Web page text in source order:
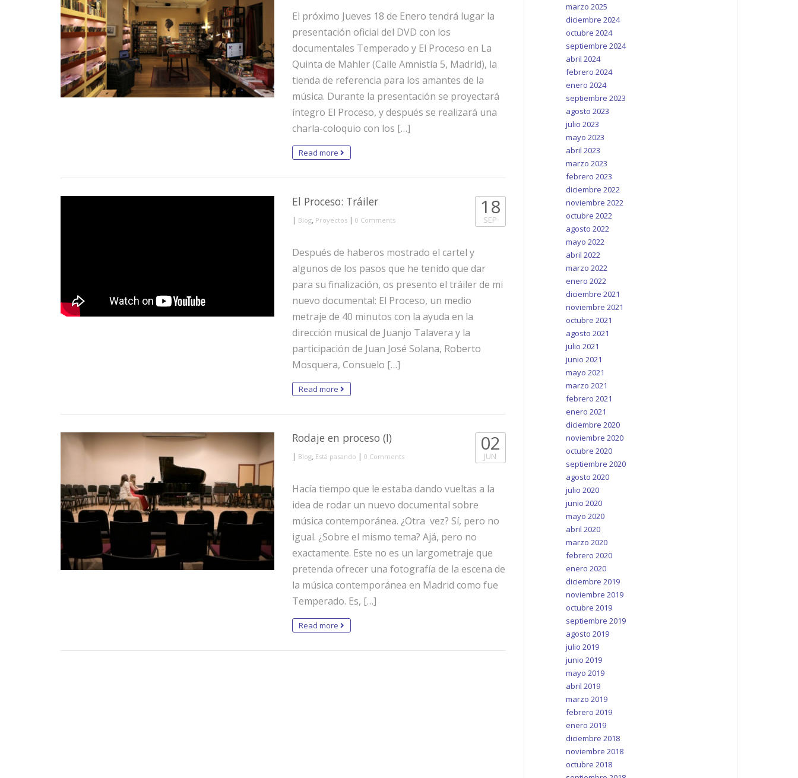
El próximo Jueves 18 de Enero tendrá lugar la
presentación oficial del DVD con los
documentales Temperado y El Proceso en La
Quinta de Mahler (Calle Amnistía 5, Madrid), la
tienda de referencia para los amantes de la
música. Durante la presentación se proyectará
íntegro El Proceso, y después se realizará una
charla-coloquio con los […]
Read more
El Proceso: Tráiler
| Blog, Proyectos | 0 Comments
18
SEP
Después de haberos mostrado el cartel y
algunos de los pasos que he tenido que dar
para su finalización, os presento el tráiler de mi
nuevo documental: El Proceso, un medio
metraje de 40 minutos con la ayuda en la
dirección musical de Juanjo Talavera y la
participación de Juan José Solana, Roberto
Mosquera, Consuelo […]
Read more
Rodaje en proceso (I)
| Blog, Está pasando | 0 Comments
02
JUN
Hacía tiempo que le estaba dando vueltas a la
idea de rodar un nuevo documental sobre
música contemporánea. ¿Otra vez? Sí, pero no
igual. ¿Sobre el mismo tema? Ajá, pero no
exactamente. Este no es un largometraje que
pretenda ofrecer una fotografía de la escena de
la música contemporánea en Madrid como fue
Temperado. Es, […]
Read more
marzo 2025
diciembre 2024
octubre 2024
septiembre 2024
abril 2024
febrero 2024
enero 2024
septiembre 2023
agosto 2023
julio 2023
mayo 2023
abril 2023
marzo 2023
febrero 2023
diciembre 2022
noviembre 2022
octubre 2022
agosto 2022
mayo 2022
abril 2022
marzo 2022
enero 2022
diciembre 2021
noviembre 2021
octubre 2021
agosto 2021
julio 2021
junio 2021
mayo 2021
marzo 2021
febrero 2021
enero 2021
diciembre 2020
noviembre 2020
octubre 2020
septiembre 2020
agosto 2020
julio 2020
junio 2020
mayo 2020
abril 2020
marzo 2020
febrero 2020
enero 2020
diciembre 2019
noviembre 2019
octubre 2019
septiembre 2019
agosto 2019
julio 2019
junio 2019
mayo 2019
abril 2019
marzo 2019
febrero 2019
enero 2019
diciembre 2018
noviembre 2018
octubre 2018